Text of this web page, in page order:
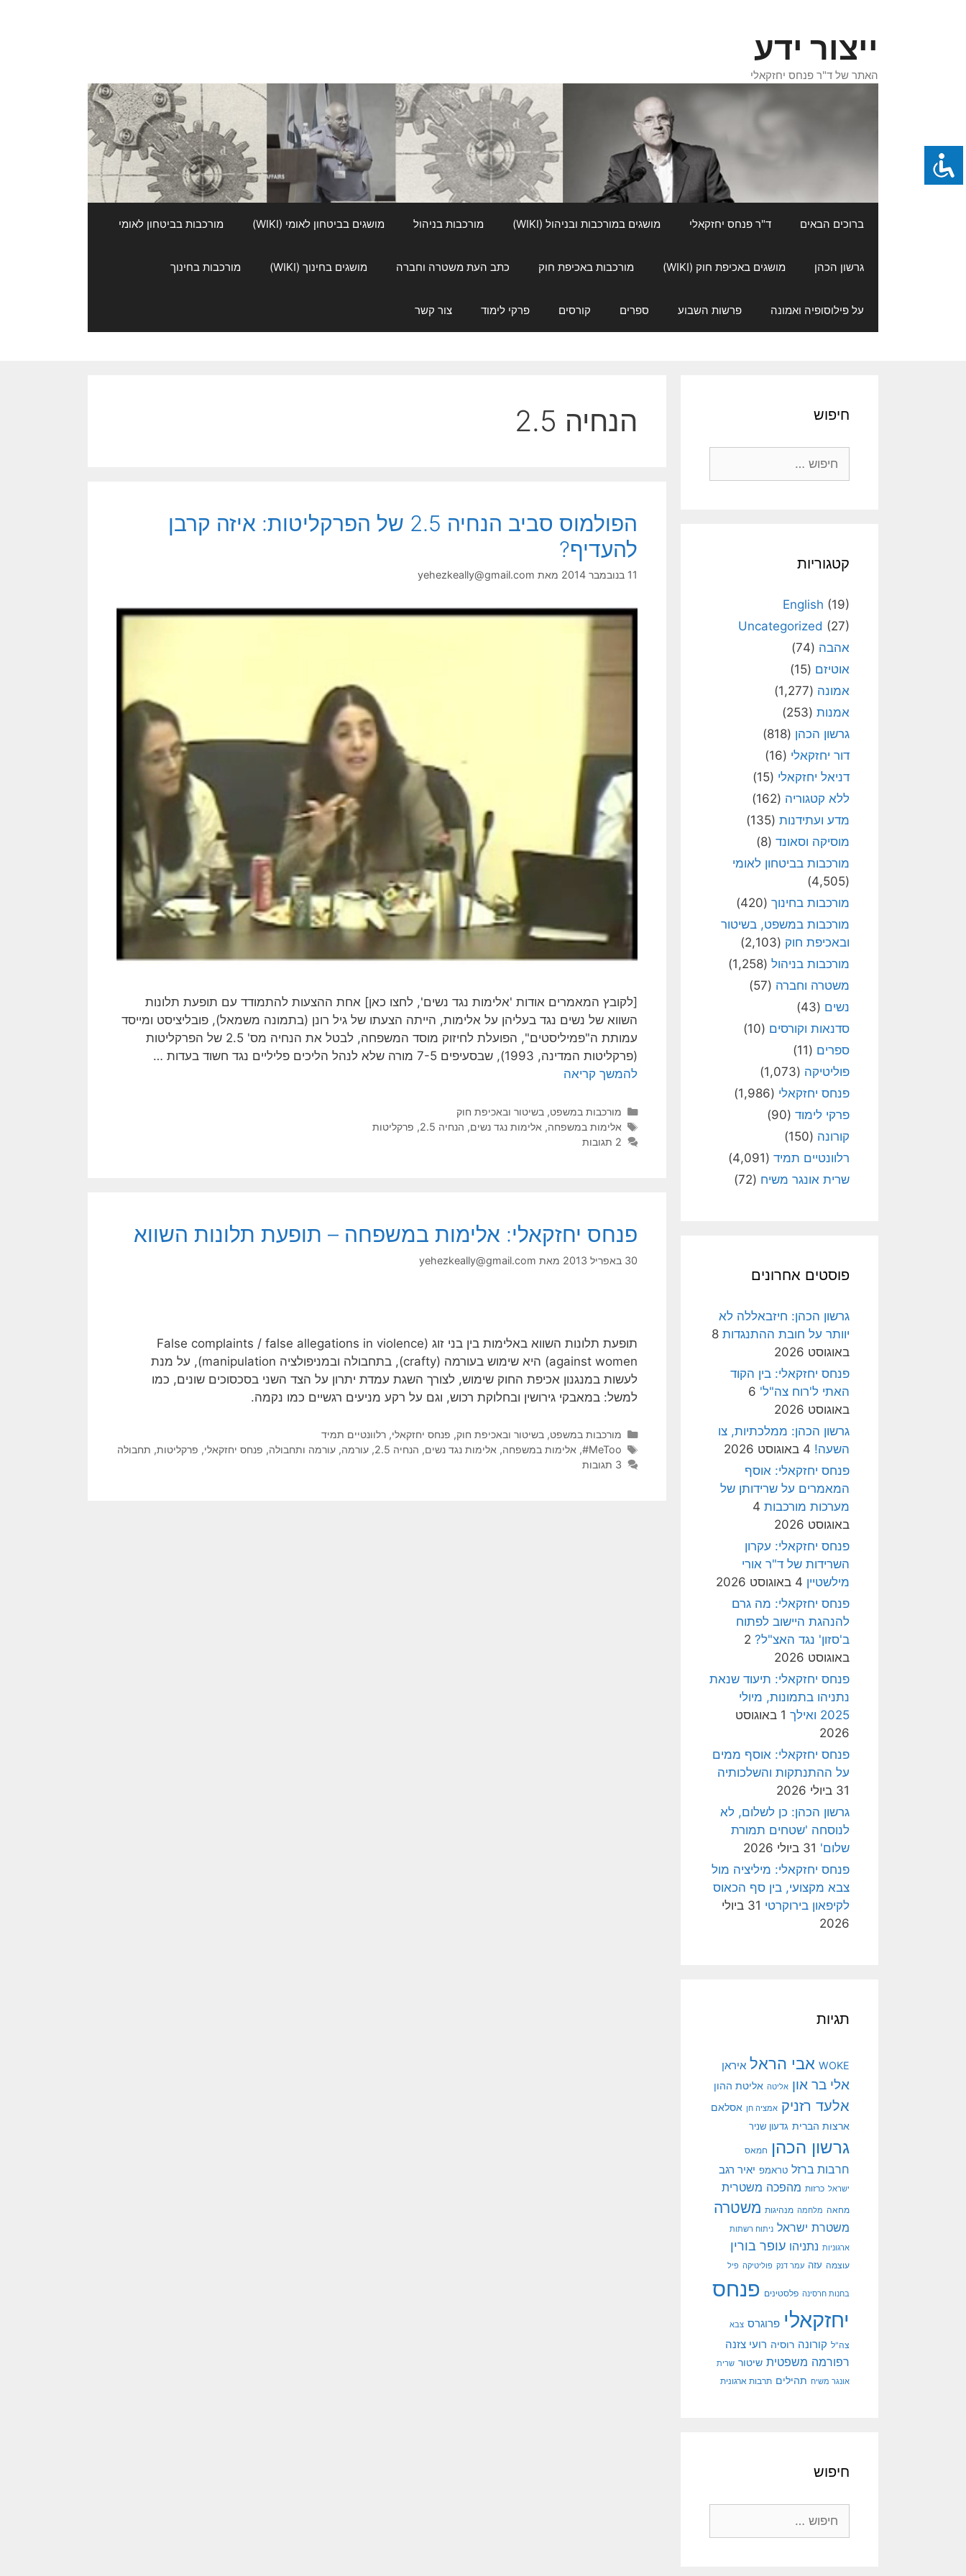
ייצור ידע
האתר של ד"ר פנחס יחזקאלי
ברוכים הבאים ד"ר פנחס יחזקאלי מושגים במורכבות ובניהול (WIKI) מורכבות בניהול מושגים בביטחון לאומי (WIKI) מורכבות בביטחון לאומי
גרשון הכהן מושגים באכיפת חוק (WIKI) מורכבות באכיפת חוק כתב העת משטרה וחברה מושגים בחינוך (WIKI) מורכבות בחינוך
על פילוסופיה ואמונה פרשות השבוע ספרים קורסים פרקי לימוד צור קשר
הנחיה 2.5
הפולמוס סביב הנחיה 2.5 של הפרקליטות: איזה קרבן
להעדיף?
11 בנובמבר 2014 מאת yehezkeally@gmail.com
[לקובץ המאמרים אודות 'אלימות נגד נשים', לחצו כאן] אחת ההצעות להתמודד עם תופעת תלונות
השווא של נשים נגד בעליהן על אלימות, הייתה הצעתו של גיל רונן (בתמונה משמאל), פובליציסט ומייסד
עמותת ה"פמיליסטים", הפועלת לחיזוק מוסד המשפחה, לבטל את הנחיה מס' 2.5 של הפרקליטות
(פרקליטות המדינה, 1993), שבסעיפים 7-5 מורה שלא לנהל הליכים פליליים נגד חשוד בעדות …
להמשך קריאה
קטגוריות
מורכבות במשפט, בשיטור ובאכיפת חוק
תגיות
אלימות במשפחה, אלימות נגד נשים, הנחיה 2.5 , פרקליטות
2 תגובות
פנחס יחזקאלי: אלימות במשפחה – תופעת תלונות השווא
30 באפריל 2013 מאת yehezkeally@gmail.com
תופעת תלונות השווא באלימות בין בני זוג (False complaints / false allegations in violence
against women) היא שימוש בעורמה (crafty), בתחבולה ובמניפולציה manipulation), על מנת
לעשות במנגנון אכיפת החוק שימוש, לצורך השגת עמדת יתרון על הצד השני בסכסוכים שונים, כמו
למשל: במאבקי גירושין ובחלוקת רכוש, וגם על רקע מניעים רגשיים כמו נקמה.
קטגוריות
מורכבות במשפט, בשיטור ובאכיפת חוק, פנחס יחזקאלי, רלוונטיים תמיד
תגיות
MeToo#
, אלימות במשפחה, אלימות נגד נשים, הנחיה 2.5 , עורמה, עורמה ותחבולה, פנחס יחזקאלי, פרקליטות, תחבולה
3 תגובות
חיפוש
קטגוריות
English (19)
Uncategorized (27)
אהבה (74)
אוטיזם (15)
אמונה (1,277)
אמנות (253)
גרשון הכהן (818)
דור יחזקאלי (16)
דניאל יחזקאלי (15)
ללא קטגוריה (162)
מדע ועתידנות (135)
מוסיקה וסאונד (8)
מורכבות בביטחון לאומי
(4,505)
מורכבות בחינוך (420)
מורכבות במשפט, בשיטור
ובאכיפת חוק (2,103)
מורכבות בניהול (1,258)
משטרה וחברה (57)
נשים (43)
סדנאות וקורסים (10)
ספרים (11)
פוליטיקה (1,073)
פנחס יחזקאלי (1,986)
פרקי לימוד (90)
קורונה (150)
רלוונטיים תמיד (4,091)
שרית אונגר משיח (72)
פוסטים אחרונים
גרשון הכהן: חיזבאללה לא
יוותר על חובת ההתנגדות 8
באוגוסט 2026
פנחס יחזקאלי: בין הקוד
האתי ל'רוח צה"ל' 6
באוגוסט 2026
גרשון הכהן: ממלכתיות, צו
השעה! 4 באוגוסט 2026
פנחס יחזקאלי: אוסף
המאמרים על שרידותן של
מערכות מורכבות 4
באוגוסט 2026
פנחס יחזקאלי: עקרון
השרידות של ד"ר אורי
מילשטיין 4 באוגוסט 2026
פנחס יחזקאלי: מה גרם
להנהגת היישוב לפתוח
ב'סזון' נגד האצ"ל? 2
באוגוסט 2026
פנחס יחזקאלי: תיעוד שנאת
נתניהו בתמונות, מיולי
2025 ואילך
1 באוגוסט
2026
פנחס יחזקאלי: אוסף ממים
על ההתנתקות והשלכותיה
31 ביולי 2026
גרשון הכהן: כן לשלום, לא
לנוסחה 'שטחים תמורת
שלום' 31 ביולי 2026
פנחס יחזקאלי: מיליציה מול
צבא מקצועי, בין סף הכאוס
לקיפאון בירוקרטי
31 ביולי
2026
תגיות
WOKE אבי הראל איראן
אלי בר און אליטה אליטת ההון
אלעד רזניק אמציה חן אסלאם
ארצות הברית גדעון שניר
גרשון הכהן חמאס
חרבות ברזל טראמפ יאיר רגב
ישראל כרזות מהפכה משטרית
מחאה מלחמה מנהיגות משטרה
משטרת ישראל ניתוח רשתות
ארגוניות נתניהו עופר בורין
עוצמה עזה עמר דנק פוליטיקה פיל
בחנות חרסינה פלסטינים פנחס
יחזקאלי פרוגרס צבא
צה"ל קורונה רוסיה רועי צזנה
רפורמה משפטית שיטור שרית
אונגר משיח תהילים תרבות ארגונית
חיפוש